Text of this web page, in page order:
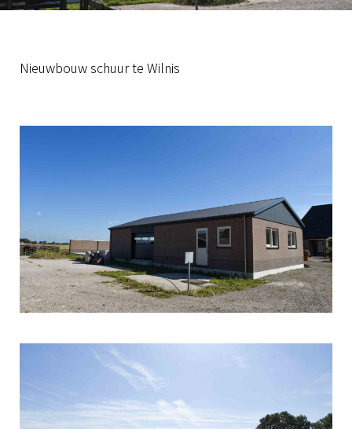
Nieuwbouw schuur te Wilnis